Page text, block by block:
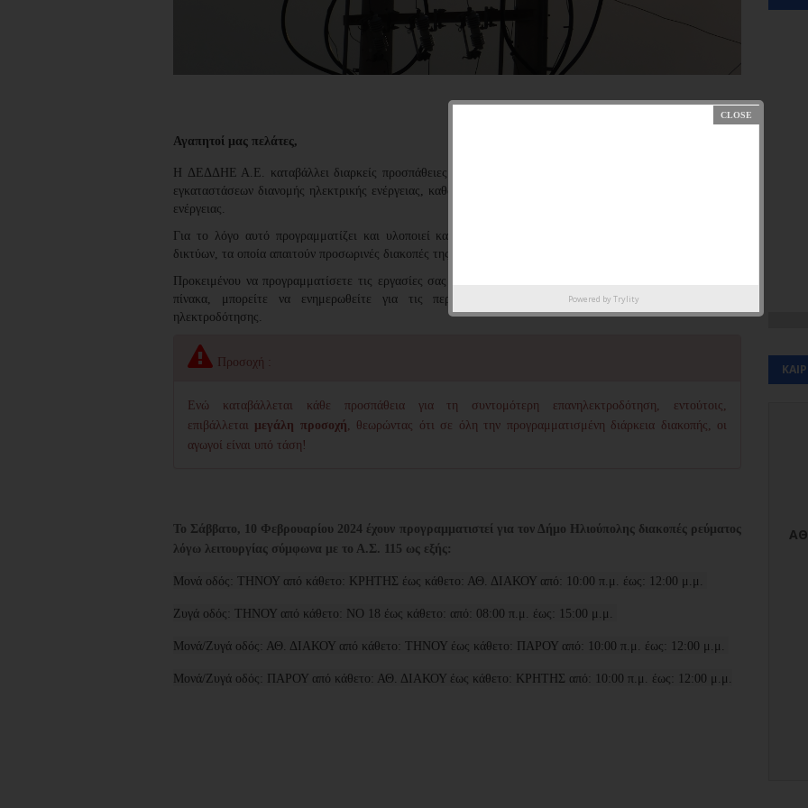
Αγαπητοί μας πελάτες,
H ΔΕΔΔΗΕ Α.Ε. καταβάλλει διαρκείς προσπάθειες για τη μεγαλύτερη δυνατή αξιοπιστία των δικτύων και
εγκαταστάσεων διανομής ηλεκτρικής ενέργειας, καθώς και για τη βελτίωση της ποιότητας της παρεχόμενης
ενέργειας.
Για το λόγο αυτό προγραμματίζει και υλοποιεί καθημερινά έργα συντήρησης, ενίσχυσης ή αναβάθμισης
δικτύων, τα οποία απαιτούν προσωρινές διακοπές της ηλεκτροδότησης.
Προκειμένου να προγραμματίσετε τις εργασίες σας και να ελαχιστοποιηθεί η όχλησή σας, στον ακόλουθο
πίνακα, μπορείτε να ενημερωθείτε για τις περιοχές και τις ώρες προγραμματισμένων διακοπών
ηλεκτροδότησης.
Προσοχή :
Ενώ καταβάλλεται κάθε προσπάθεια για τη συντομότερη επανηλεκτροδότηση, εντούτοις,
επιβάλλεται μεγάλη προσοχή , θεωρώντας ότι σε όλη την προγραμματισμένη διάρκεια διακοπής, οι
αγωγοί είναι υπό τάση!
Το Σάββατο, 10 Φεβρουαρίου 2024 έχουν προγραμματιστεί για τον Δήμο Ηλιούπολης διακοπές ρεύματος
λόγω λειτουργίας σύμφωνα με το Α.Σ. 115 ως εξής:
Μονά οδός: ΤΗΝΟΥ από κάθετο: ΚΡΗΤΗΣ έως κάθετο: ΑΘ. ΔΙΑΚΟΥ από: 10:00 π.μ. έως: 12:00 μ.μ.
Ζυγά οδός: ΤΗΝΟΥ από κάθετο: ΝΟ 18 έως κάθετο: από: 08:00 π.μ. έως: 15:00 μ.μ.
Μονά/Ζυγά οδός: ΑΘ. ΔΙΑΚΟΥ από κάθετο: ΤΗΝΟΥ έως κάθετο: ΠΑΡΟΥ από: 10:00 π.μ. έως: 12:00 μ.μ.
Μονά/Ζυγά οδός: ΠΑΡΟΥ από κάθετο: ΑΘ. ΔΙΑΚΟΥ έως κάθετο: ΚΡΗΤΗΣ από: 10:00 π.μ. έως: 12:00 μ.μ.
Powered byTrylity